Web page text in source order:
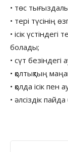
• төс
• тері түсінің
• ісік
болады;
• сүт
• қолтықтың
• қолда ісік
• әлсіздік